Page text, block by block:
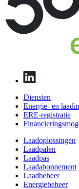
Diensten
Energie- en
ERE-registratie
Laadoplossingen
Laadpalen
Laadpas
Laadabonnement
Laadbeheer
Energiebeheer